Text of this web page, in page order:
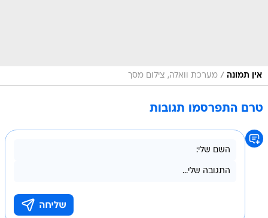
אין תמונה / מערכת וואלה, צילום מסך
טרם התפרסמו תגובות